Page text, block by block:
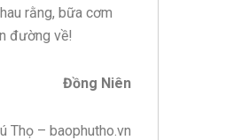
rằng, bữa cơm
đường về!
Đồng Niên
Thọ – baophutho.vn